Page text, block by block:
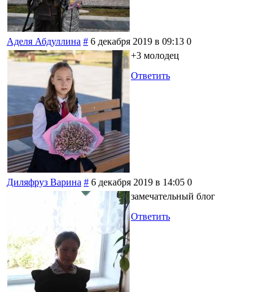
Аделя Абдуллина # 6 декабря 2019 в 09:13 0
+3 молодец
Ответить
Диляфруз Варина # 6 декабря 2019 в 14:05 0
замечательный блог
Ответить